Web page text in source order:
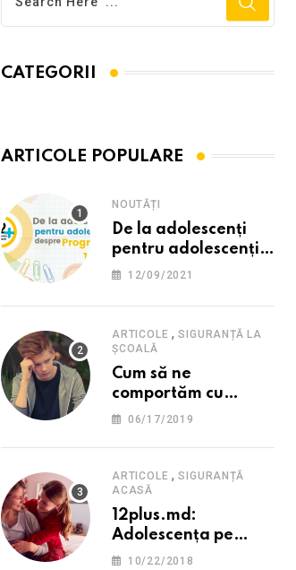
CATEGORII
ARTICOLE POPULARE
NOUTĂȚI
De la adolescenți
pentru adolescenți
despre programul
12/09/2021
ARTICOLE ,SIGURANȚĂ LA
ȘCOALĂ
Cum să ne
comportăm cu
persoana care ne-a
supărare?
06/17/2019
ARTICOLE ,SIGURANȚĂ
ACASĂ
12plus.md:
Adolescența pe
înțelesul părinților
10/22/2018